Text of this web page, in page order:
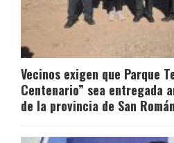
Vecinos exigen que Parque
Centenario” sea entregada
de la provincia de San Román